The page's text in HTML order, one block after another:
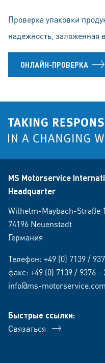
Проверка упаковки
надежность, заложенная
ОНЛАЙН-ПРОВЕРКА
MS Motorservice
Headquarter
Wilhelm-Maybach-Straße
74196 Neuenstadt
Германия
Телефон: +49 (0) 7139 /
факс: +49 (0) 7139 / 9376 -
info@ms-motorservice.com
Быстрые ссылки:
Связаться